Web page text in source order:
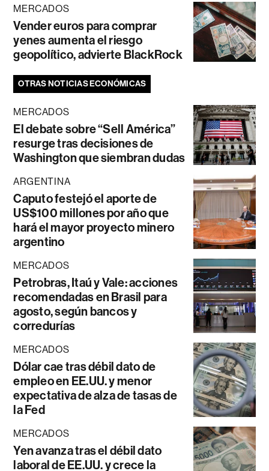
MERCADOS
Vender euros para comprar
yenes aumenta el riesgo
geopolítico, advierte BlackRock
OTRAS NOTICIAS ECONÓMICAS
MERCADOS
El debate sobre “Sell América”
resurge tras decisiones de
Washington que siembran dudas
ARGENTINA
Caputo festejó el aporte de
US$100 millones por año que
hará el mayor proyecto minero
argentino
MERCADOS
Petrobras, Itaú y Vale: acciones
recomendadas en Brasil para
agosto, según bancos y
corredurías
MERCADOS
Dólar cae tras débil dato de
empleo en EE.UU. y menor
expectativa de alza de tasas de
la Fed
MERCADOS
Yen avanza tras el débil dato
laboral de EE.UU. y crece la